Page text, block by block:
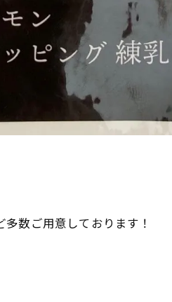
数ご用意しております！